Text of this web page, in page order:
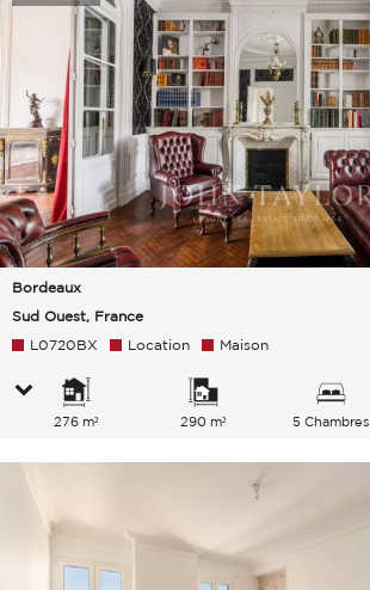
Bordeaux
Sud Ouest, France
L0720BX Location Maison
276 m² 290 m² 5 Chambres